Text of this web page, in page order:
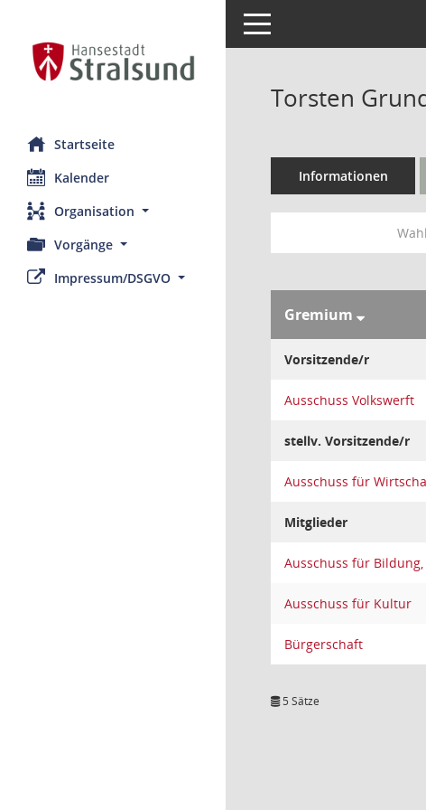
Startseite
Kalender
Organisation
Vorgänge
Impressum/DSGVO
Toggle navigation
Torsten
Informationen
Gremium
Vorsitzende/r
Ausschuss Volkswerft
stellv. Vorsitzende/r
Ausschuss für
Mitglieder
Ausschuss für
Ausschuss für Kultur
Bürgerschaft
5 Sätze